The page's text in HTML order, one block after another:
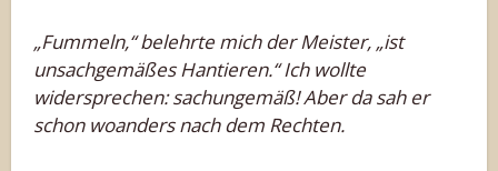
„Fummeln,“ belehrte mich der Meister, „ist
unsachgemäßes Hantieren.“ Ich wollte
widersprechen: sachungemäß! Aber da sah er
schon woanders nach dem Rechten.